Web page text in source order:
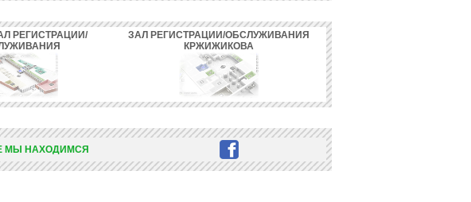
РЕГИСТРАЦИИ/
ЗАЛ РЕГИСТРАЦИИ/ОБСЛУЖИВАНИЯ
КРЖИЖИКОВА
МЫ НАХОДИМСЯ